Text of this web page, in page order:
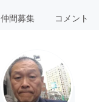
仲間募集 コメント